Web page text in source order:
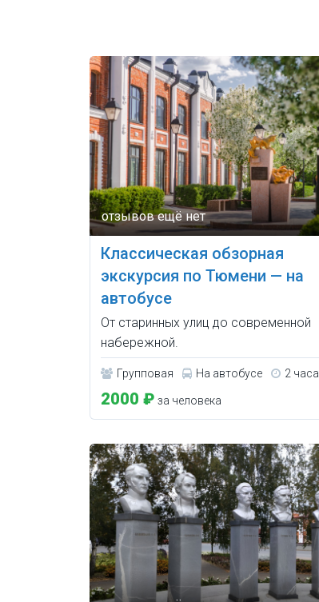
Классическая обзорная
экскурсия по Тюмени — на
автобусе
От старинных улиц до современной
набережной.
Групповая На автобусе 2 часа
2000 ₽ за человека